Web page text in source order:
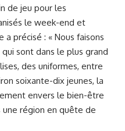
de jeu pour les
le week-end et
a précisé : « Nous faisons
sont dans le plus grand
des uniformes, entre
soixante-dix jeunes, la
envers le bien-être
une région en quête de